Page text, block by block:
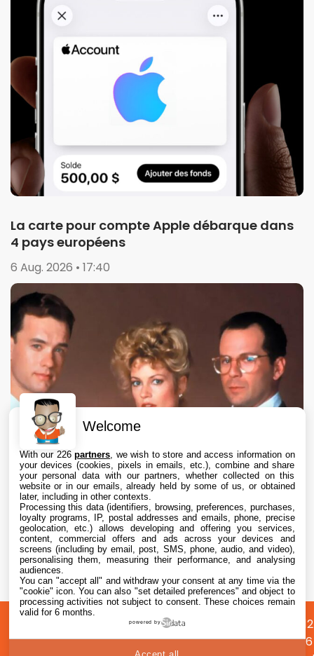
La carte pour compte Apple débarque dans
4 pays européens
6 Aug. 2026 • 17:40
Apple TV abandonne le projet de série Le
Bûcher des Vanités après des désaccords
créatifs
6 Aug. 2026 • 17:20
propos
Préférences
cookies
Confidentialité
©
2026
Welcome
With our 226partners , we wish to store and access information on
your devices (cookies, pixels in emails, etc.), combine and share
your personal data with our partners, whether collected on this
website or in our emails, already held by some of us, or obtained
later, including in other contexts.
Processing this data (identifiers, browsing, preferences, purchases,
loyalty programs, IP, postal addresses and emails, phone, precise
geolocation, etc.) allows developing and offering you services,
content, commercial offers and ads across your devices and
screens (including by email, post, SMS, phone, audio, and video),
personalising them, measuring their performance, and analysing
audiences.
You can "accept all" and withdraw your consent at any time via the
"cookie" icon. You can also "set detailed preferences" and object to
processing activities not subject to consent. These choices remain
valid for 6 months.
powered by
Accept all